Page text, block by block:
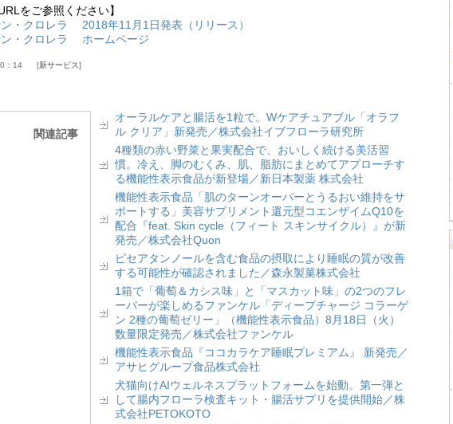
をご参照ください】
・クロレラ 2018年11月1日発表（リリース）
ン・クロレラ ホームページ
：14 新サービス
関連記事
オーラルケアと腸活を1粒で。Wケアチュアブル「オラフ
ル クリア」新発売／株式会社イブフローラ研究所
4種類の赤い野菜と果実配合で、おいしく続ける美活習
慣。冷え、脚のむくみ、肌、脂肪にまとめてアプローチす
る機能性表示食品が新登場／新日本製薬 株式会社
機能性表示食品「肌のターンオーバーとうるおい維持をサ
ポートする」美容サプリメント還元型コエンザイムQ10を
配合『feat. Skin cycle（フィート スキンサイクル）』が新
発売／株式会社Quon
ピセアタンノールを含む食品の摂取により睡眠の質が改善
する可能性が確認されました／森永製菓株式会社
1箱で「葡萄＆カシス味」と「マスカット味」の2つのフレ
ーバーが楽しめるファンケル「ディープチャージ コラーゲ
ン 2種の葡萄ゼリー」（機能性表示食品）8月18日（火）
数量限定発売／株式会社ファンケル
機能性表示食品『ココカラケア睡眠プレミアム』 新発売／
アサヒグループ食品株式会社
犬猫向けAIウェルネスプラットフォームを始動。第一弾と
して腸内フローラ検査キット・腸活サプリを提供開始／株
式会社PETOKOTO